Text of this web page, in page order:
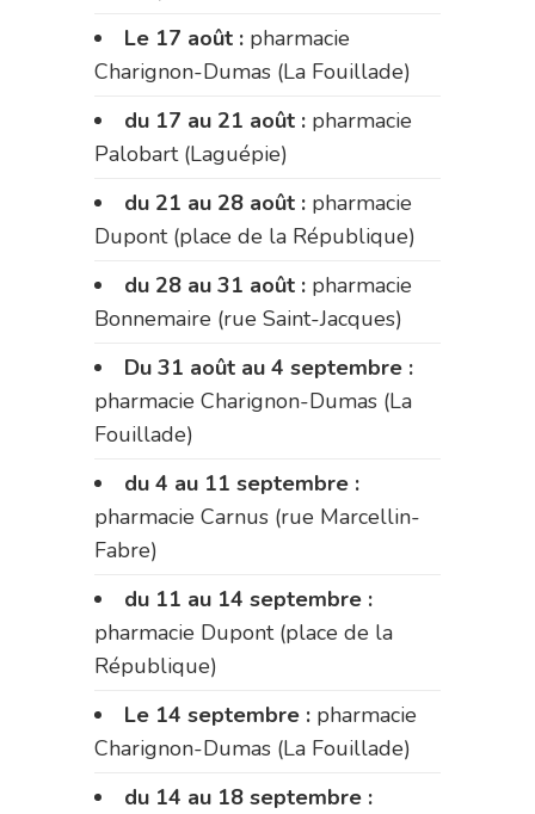
Le 17 août : pharmacie
Charignon-Dumas (La Fouillade)
du 17 au 21 août : pharmacie
Palobart (Laguépie)
du 21 au 28 août : pharmacie
Dupont (place de la République)
du 28 au 31 août : pharmacie
Bonnemaire (rue Saint-Jacques)
Du 31 août au 4 septembre :
pharmacie Charignon-Dumas (La
Fouillade)
du 4 au 11 septembre :
pharmacie Carnus (rue Marcellin-
Fabre)
du 11 au 14 septembre :
pharmacie Dupont (place de la
République)
Le 14 septembre : pharmacie
Charignon-Dumas (La Fouillade)
du 14 au 18 septembre :